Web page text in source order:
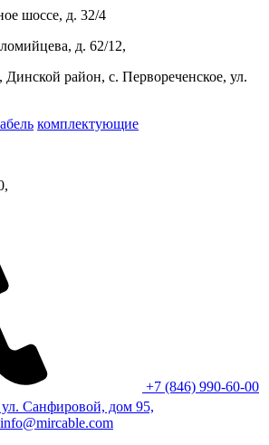
шоссе, д. 32/4
д. 62/12,
район, с. Первореченское, ул.
комплектующие
+7 (846) 990-60-00
ул. Санфировой, дом 95,
info@mircable.com